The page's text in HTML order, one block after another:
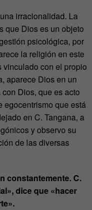
irracionalidad. La
que Dios es un objeto
psicológica, por
la religión en este
con el propio
aparece Dios en un
Dios, que es acto
egocentrismo que está
en C. Tangana, a
y observo su
de las diversas
constantemente. C.
dice que «hacer